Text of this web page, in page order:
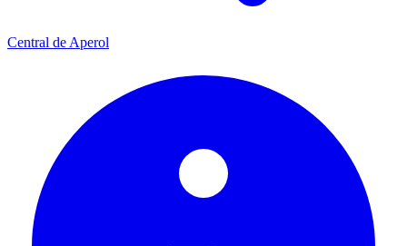
Central de Aperol